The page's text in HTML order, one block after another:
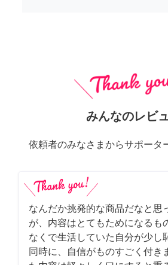
みんなのレビ
依頼者のみなさまからサポータ
なんだか挑発的な商品だなと思
が、内容はとてもためになるも
なくで生活していた自分が少し
同時に、自信がものすごく付き